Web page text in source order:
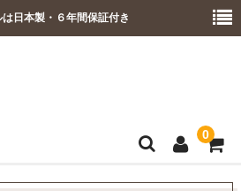
日本製・６年間保証付き
0